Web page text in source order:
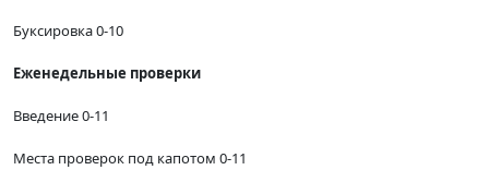
Буксировка 0-10
Еженедельные проверки
Введение 0-11
Места проверок под капотом 0-11